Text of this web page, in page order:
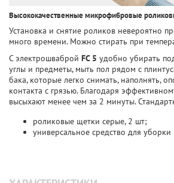
Высококачественные микрофибровые
Установка и снятие роликов невероятно
много времени. Можно стирать при
С электрошваброй FC 5 удобно убирать
углы и предметы, мыть пол рядом с
бака, которые легко снимать, наполнять,
контакта с грязью. Благодаря
высыхают менее чем за 2 минуты.
роликовые щетки серые, 2 шт;
универсальное средство для